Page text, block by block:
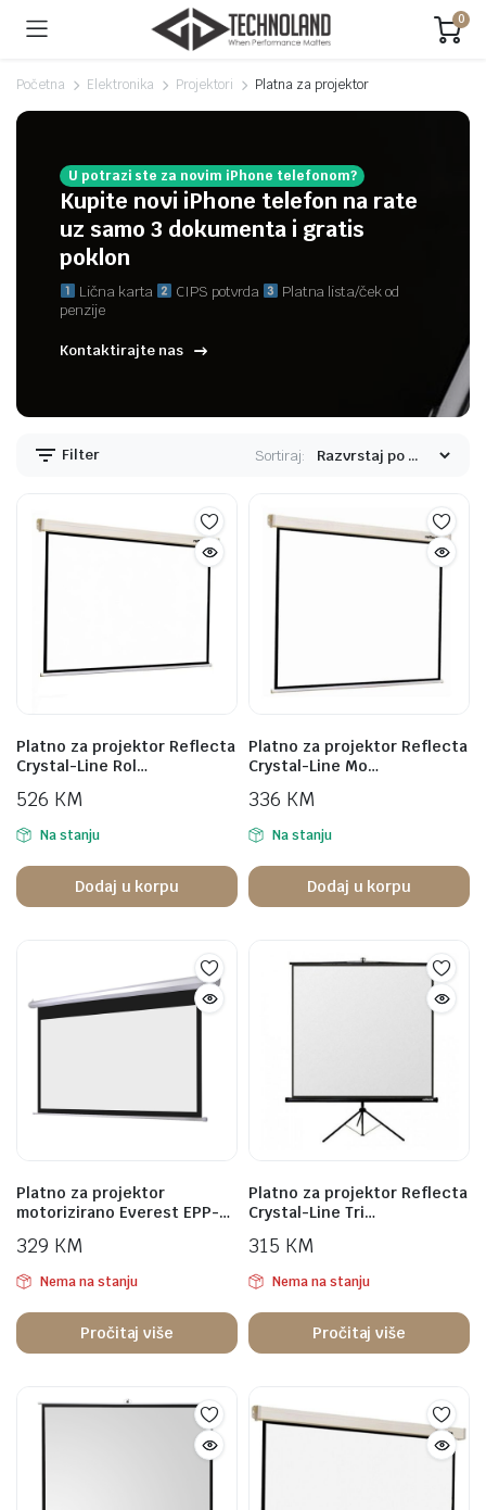
0
Početna Elektronika Projektori Platna za projektor
U potrazi ste za novim iPhone telefonom?
Kupite novi iPhone telefon na rate
uz samo 3 dokumenta i gratis
poklon
Lična karta CIPS potvrda
Platna lista/ček od
penzije
Kontaktirajte nas
Filter Sortiraj:
Platno za projektor Reflecta
Crystal-Line Rol…
526 KM
Na stanju
Dodaj u korpu
Platno za projektor Reflecta
Crystal-Line Mo…
336 KM
Na stanju
Dodaj u korpu
Platno za projektor
motorizirano Everest EPP-…
329 KM
Nema na stanju
Pročitaj više
Platno za projektor Reflecta
Crystal-Line Tri…
315 KM
Nema na stanju
Pročitaj više